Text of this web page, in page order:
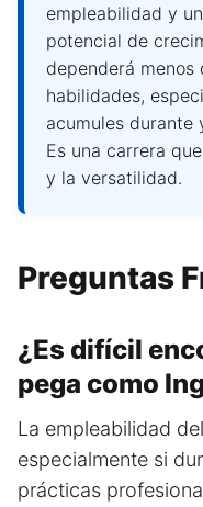
empleabilidad y
potencial de
dependerá
habilidades,
acumules durante
Es una carrera
y la versatilidad.
Preguntas
¿Es difícil
pega como
La empleabilidad
especialmente si
prácticas